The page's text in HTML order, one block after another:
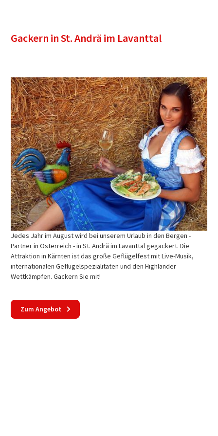
Gackern in St. Andrä im Lavanttal
Jedes Jahr im August wird bei unserem Urlaub in den Bergen -
Partner in Österreich - in St. Andrä im Lavanttal gegackert. Die
Attraktion in Kärnten ist das große Geflügelfest mit Live-Musik,
internationalen Geflügelspezialitäten und den Highlander
Wettkämpfen. Gackern Sie mit!
Zum Angebot